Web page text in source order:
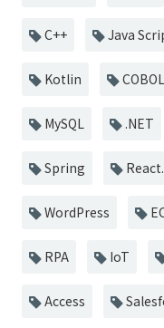
C++ Java
Kotlin COBOL
MySQL .NET
Spring
WordPress
RPA IoT
Access